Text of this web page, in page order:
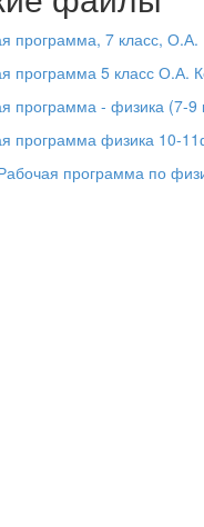
общего
приказом Министерства
«17» декабря 2010
Главного
№ 189 «Об
программа, 7 класс,
программа 5 класс О.А.
программа - физика (7-9
программа физика 10-
программа по